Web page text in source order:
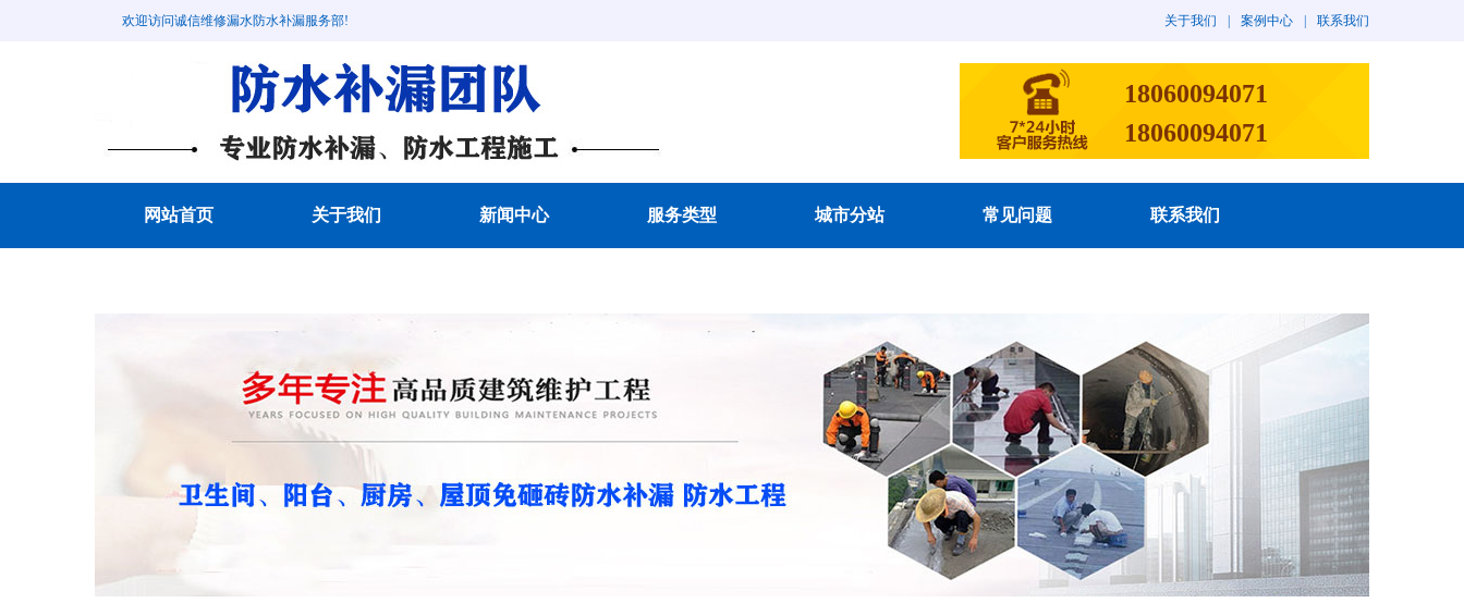
欢迎访问诚信维修漏水防水补漏服务部! 关于我们 案例中心 联系我们
18060094071
18060094071
网站首页 关于我们 新闻中心 服务类型 城市分站 常见问题 联系我们